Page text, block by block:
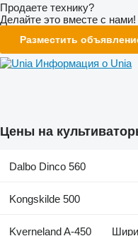
Продаете технику?
Делайте это вместе с нами!
Разместить
Информация о Unia
Цены на
Dalbo Dinco 560
Kongskilde 500
Kverneland A-450